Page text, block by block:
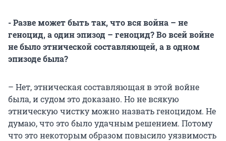
- Разве может быть так, что вся война – не
геноцид, а один эпизод – геноцид? Во всей войне
не было этнической составляющей, а в одном
эпизоде была?
– Нет, этническая составляющая в этой войне
была, и судом это доказано. Но не всякую
этническую чистку можно назвать геноцидом. Не
думаю, что это было удачным решением. Потому
что это некоторым образом повысило уязвимость